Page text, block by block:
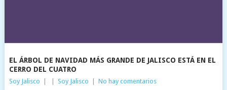
EL ÁRBOL DE NAVIDAD MÁS GRANDE DE JALISCO ESTÁ EN EL
CERRO DEL CUATRO
Soy Jalisco Soy Jalisco No hay comentarios